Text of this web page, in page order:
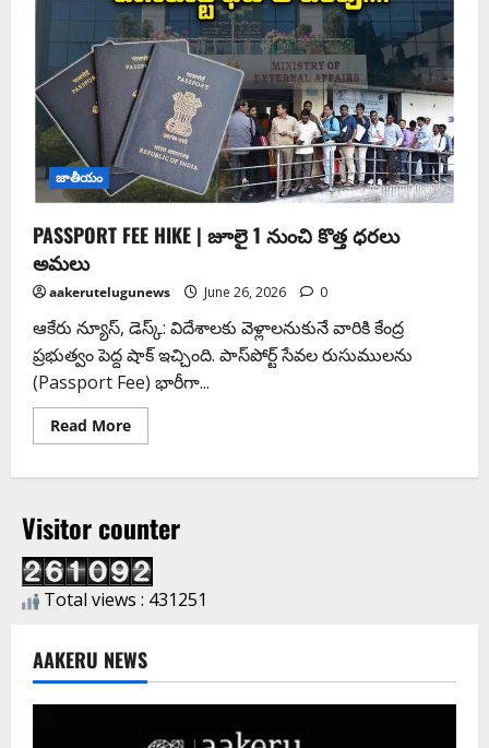
జాతీయం
PASSPORT FEE HIKE | జూలై 1 నుంచి కొత్త ధరలు
అమలు
aakerutelugunews June 26, 2026 0
ఆకేరు న్యూస్, డెస్క్: విదేశాలకు వెళ్లాలనుకునే వారికి కేంద్ర
ప్రభుత్వం పెద్ద షాక్ ఇచ్చింది. పాస్‌పోర్ట్ సేవల రుసుములను
(Passport Fee) భారీగా...
Read More
Visitor counter
Total views : 431251
AAKERU NEWS